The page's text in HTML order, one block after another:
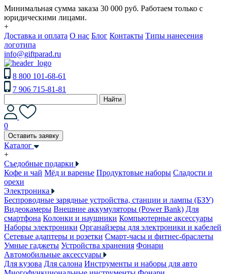
Минимальная сумма заказа 30 000 руб. Работаем только с
юридическими лицами.
+
Доставка и оплата О нас Блог Контакты Типы нанесения
логотипа
info@giftparad.ru
8 800 101-68-61
7 906 715-81-81
Найти
0
Оставить заявку
Каталог
+
Съедобные подарки
Кофе и чай Мёд и варенье Продуктовые наборы Сладости и
орехи
Электроника
Беспроводные зарядные устройства, станции и лампы (БЗУ)
Видеокамеры Внешние аккумуляторы (Power Bank) Для
смартфона Колонки и наушники Компьютерные аксессуары
Наборы электроники Органайзеры для электроники и кабелей
Сетевые адаптеры и розетки Смарт-часы и фитнес-браслеты
Умные гаджеты Устройства хранения Фонари
Автомобильные аксессуары
Для кузова Для салона Инструменты и наборы для авто